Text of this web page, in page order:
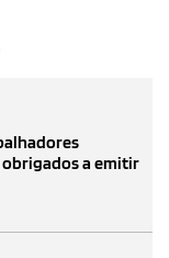
a emitir